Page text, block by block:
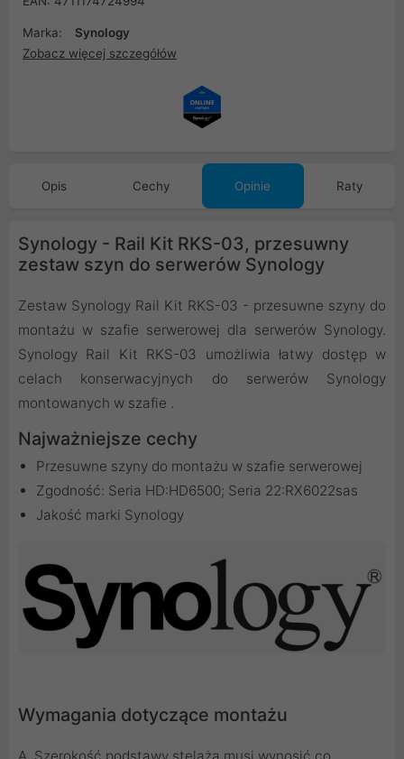
Marka:
Synology
Zobacz więcej szczegółów
Opis Cechy Opinie Raty
Synology - Rail Kit RKS-03, przesuwny
zestaw szyn do serwerów Synology
Zestaw Synology Rail Kit RKS-03 - przesuwne szyny do
montażu w szafie serwerowej dla serwerów Synology.
Synology Rail Kit RKS-03 umożliwia łatwy dostęp w
celach konserwacyjnych do serwerów Synology
montowanych w szafie .
Najważniejsze cechy
Przesuwne szyny do montażu w szafie serwerowej
Zgodność: Seria HD:HD6500; Seria 22:RX6022sas
Jakość marki Synology
Wymagania dotyczące montażu